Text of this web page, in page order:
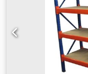
γαλβανισμένο Για να
ακούσιας ανύψωσης
Αυτό το αντικείμενο
Οποιαδήποτε
αντικειμένου
να ζητηθεί ξεχωριστά
παράδοσης ή το